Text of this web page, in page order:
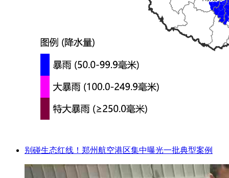
别碰生态红线！郑州航空港区集中曝光一批典型案例